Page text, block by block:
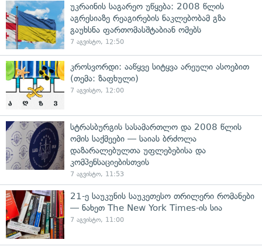
უკრაინის საგარეო უწყება: 2008 წლის
აგრესიაზე რეაგირების ნაკლებობამ გზა
გაუხსნა ფართომასშტაბიან ომებს
7 აგვისტო, 12:50
კროსვორდი: ააწყვე სიტყვა არეული ასოებით
(თემა: ზაფხული)
7 აგვისტო, 12:00
სტრასბურგის სასამართლო და 2008 წლის
ომის საქმეები — საიას ბრძოლა
დაზარალებულთა უფლებებისა და
კომპენსაციებისთვის
7 აგვისტო, 11:53
21-ე საუკუნის საუკეთესო თრილერი რომანები
— ნახეთ The New York Times-ის სია
7 აგვისტო, 11:00